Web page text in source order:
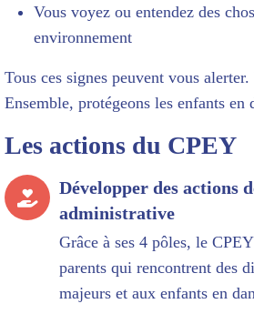
Vous voyez ou entendez des
environnement
Tous ces signes peuvent vous
Ensemble, protégeons les enfants en
Les actions du CPEY
Développer des actions
administrative
Grâce à ses 4 pôles, le
parents qui rencontrent des
majeurs et aux enfants en